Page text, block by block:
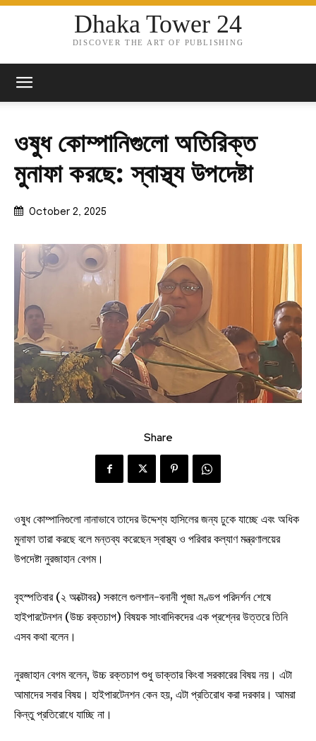
Dhaka Tower 24
DISCOVER THE ART OF PUBLISHING
ওষুধ কোম্পানিগুলো অতিরিক্ত
মুনাফা করছে: স্বাস্থ্য উপদেষ্টা
October 2, 2025
Share
ওষুধ কোম্পানিগুলো নানাভাবে তাদের উদ্দেশ্য হাসিলের জন্য ঢুকে যাচ্ছে এবং অধিক
মুনাফা তারা করছে বলে মন্তব্য করেছেন স্বাস্থ্য ও পরিবার কল্যাণ মন্ত্রণালয়ের
উপদেষ্টা নুরজাহান বেগম।
বৃহস্পতিবার (২ অক্টোবর) সকালে গুলশান-বনানী পূজা মণ্ডপ পরিদর্শন শেষে
হাইপারটেনশন (উচ্চ রক্তচাপ) বিষয়ক সাংবাদিকদের এক প্রশ্নের উত্তরে তিনি
এসব কথা বলেন।
নুরজাহান বেগম বলেন, উচ্চ রক্তচাপ শুধু ডাক্তার কিংবা সরকারের বিষয় নয়। এটা
আমাদের সবার বিষয়। হাইপারটেনশন কেন হয়, এটা প্রতিরোধ করা দরকার। আমরা
কিন্তু প্রতিরোধে যাচ্ছি না।